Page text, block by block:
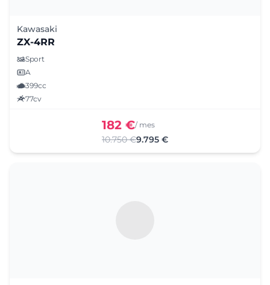
Kawasaki
ZX-4RR
Sport
A
399cc
77cv
182 €/ mes
10.750 €9.795 €